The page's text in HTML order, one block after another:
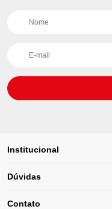
Institucional
Dúvidas
Contato